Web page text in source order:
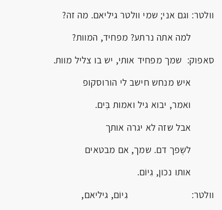
וולטר: וגם אני; שמי וולטר גיליאם. מה זה?
למה אתה נרתע? מפחיד, המוות?
סאפוק: שמך מפחיד אותי, יש בו צליל מוות.
איש מנחש חישב לי הורוסקופ
ואמר, יבוא גיל ואמות בְּים.
אבל שזה לא יגרה אותך
לשֶפך דם. שמך, אם מבטאים
אותו נכון, גִיוֹם.
וולטר: גִיוֹם, גיליאם,